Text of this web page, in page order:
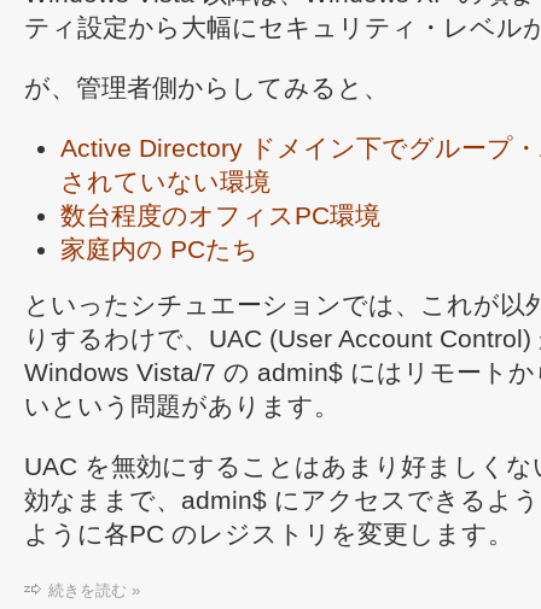
ティ設定から大幅にセキュリティ・レベル
が、管理者側からしてみると、
Active Directory ドメイン下でグループ
されていない環境
数台程度のオフィスPC環境
家庭内の PCたち
といったシチュエーションでは、これが以
りするわけで、UAC (User Account
Windows Vista/7 の admin$ にはリモート
いという問題があります。
UAC を無効にすることはあまり好ましくな
効なままで、admin$ にアクセスできるよ
ように各PC のレジストリを変更します。
続きを読む »